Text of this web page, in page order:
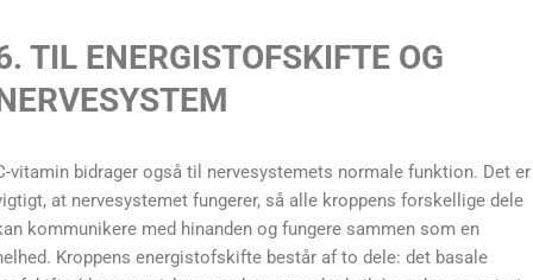
TIL ENERGISTOFSKIFTE OG
vitamin bidrager også til nervesystemets normale funktion. Det er
at nervesystemet fungerer, så alle kroppens forskellige dele
kommunikere med hinanden og fungere sammen som en
Kroppens energistofskifte består af to dele: det basale